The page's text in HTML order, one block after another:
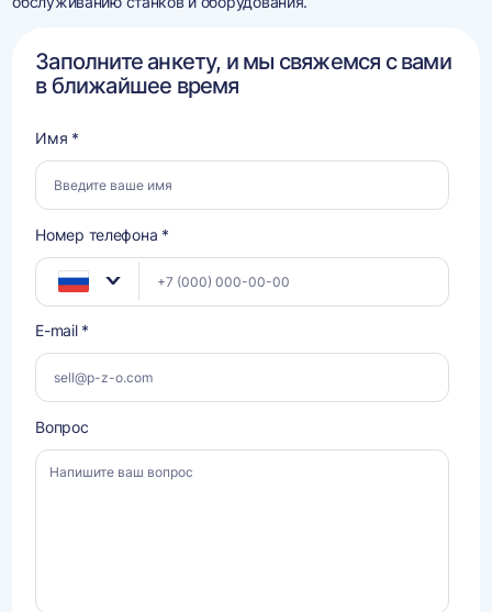
Заполните анкету, и мы свяжемся с вами
в ближайшее время
Имя *
Номер телефона *
E-mail *
Вопрос